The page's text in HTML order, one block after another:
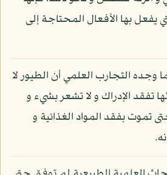
يفعل بها الأفعال المحتاجة إلى
وجده التجارب العلمي أن الطيور لا
تفقد الإدراك و لا تشعر بشيء و
تموت بفقد المواد الغذائية و